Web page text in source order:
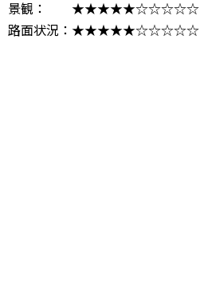
景観： ★★★★★☆☆☆☆☆
路面状況：★★★★★☆☆☆☆☆